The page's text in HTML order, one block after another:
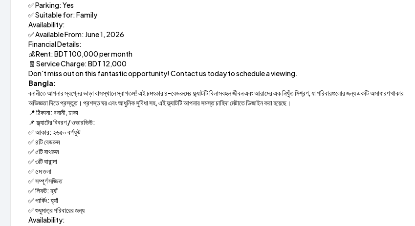
✅ Parking: Yes
✅ Suitable for: Family
Availability:
✅ Available From: June 1, 2026
Financial Details:
💰 Rent: BDT 100,000 per month
🧾 Service Charge: BDT 12,000
Don't miss out on this fantastic opportunity! Contact us today to schedule a viewing.
Bangla:
বনানীতে আপনার স্বপ্নের ভাড়া বাসস্থানে স্বাগতম! এই চমৎকার ৪-বেডরুমের ফ্ল্যাটটি বিলাসবহুল জীবন এবং আরামের এক নিখুঁত মিশ্রণ, যা পরিবারগুলোর জন্য একটি অসাধারণ থাকার
অভিজ্ঞতা দিতে প্রস্তুত। প্রশস্ত ঘর এবং আধুনিক সুবিধা সহ, এই ফ্ল্যাটটি আপনার সমস্ত চাহিদা মেটাতে ডিজাইন করা হয়েছে।
📍 ঠিকানা: বনানী, ঢাকা
📌 ফ্ল্যাটের বিবরণ / ওভারভিউ:
✅ আকার: ২৬৫০ বর্গফুট
✅ ৪টি বেডরুম
✅ ৫টি বাথরুম
✅ ৩টি বারান্দা
✅ ৫ম তলা
✅ সম্পূর্ণ সজ্জিত
✅ লিফট: হ্যাঁ
✅ পার্কিং: হ্যাঁ
✅ শুধুমাত্র পরিবারের জন্য
Availability: